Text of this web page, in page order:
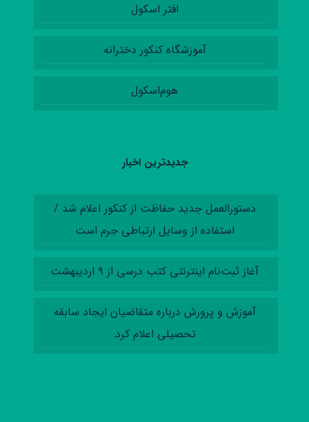
افتر اسکول
آموزشگاه کنکور دخترانه
هوم‌اسکول
جدیدترین اخبار
دستورالعمل‌ جدید حفاظت از کنکور اعلام شد /
استفاده از وسایل ارتباطی جرم است
آغاز ثبت‌نام اینترنتی کتب درسی از ۹ اردیبهشت
آموزش‌ و پرورش درباره متقاضیان ایجاد سابقه
تحصیلی اعلام کرد: